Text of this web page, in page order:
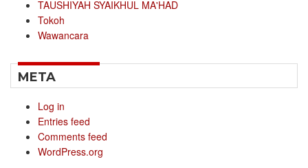
TAUSHIYAH SYAIKHUL MA'HAD
Tokoh
Wawancara
META
Log in
Entries feed
Comments feed
WordPress.org